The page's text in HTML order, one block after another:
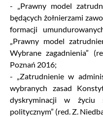
- „Prawny model
będących żołnierzami
formacji
„Prawny model
Wybrane zagadnienia”
Poznań 2016;
- „Zatrudnienie w
wybranych zasad
dyskryminacji w życiu
politycznym” (red. Z.